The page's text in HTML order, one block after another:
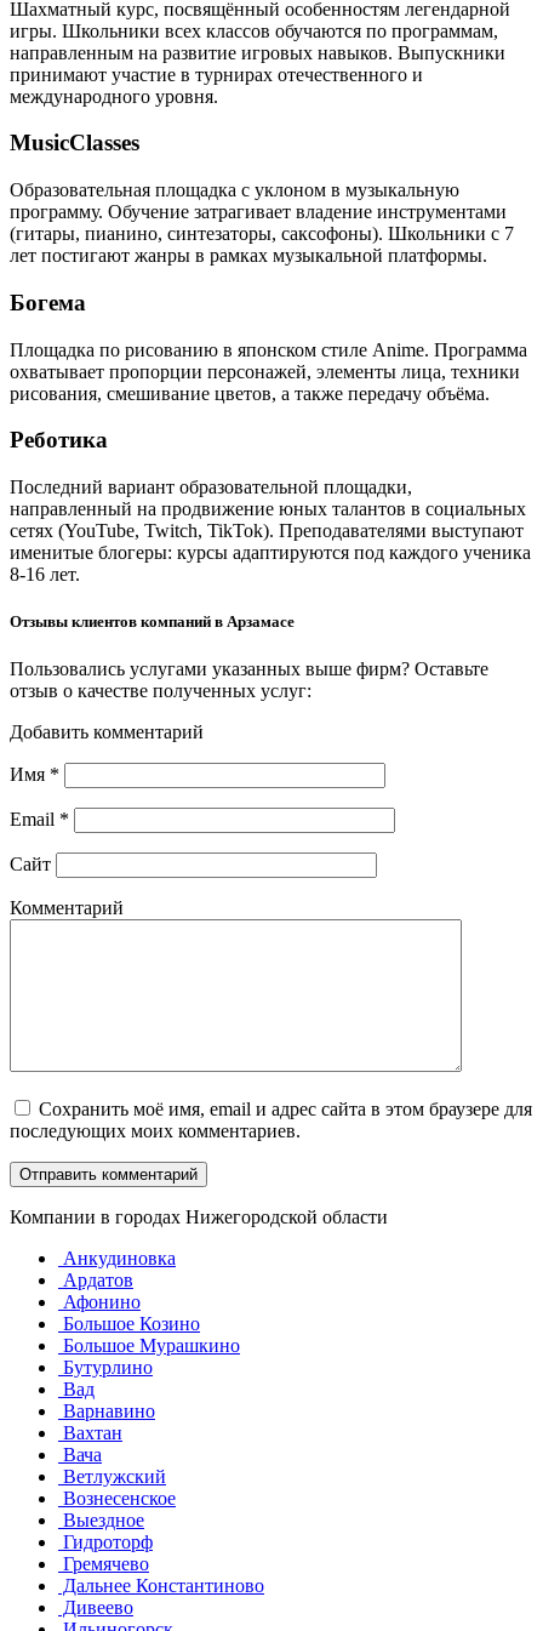
Шахматный курс, посвящённый особенностям легендарной
игры. Школьники всех классов обучаются по программам,
направленным на развитие игровых навыков. Выпускники
принимают участие в турнирах отечественного и
международного уровня.
MusicClasses
Образовательная площадка с уклоном в музыкальную
программу. Обучение затрагивает владение инструментами
(гитары, пианино, синтезаторы, саксофоны). Школьники с 7
лет постигают жанры в рамках музыкальной платформы.
Богема
Площадка по рисованию в японском стиле Anime. Программа
охватывает пропорции персонажей, элементы лица, техники
рисования, смешивание цветов, а также передачу объёма.
Реботика
Последний вариант образовательной площадки,
направленный на продвижение юных талантов в социальных
сетях (YouTube, Twitch, TikTok). Преподавателями выступают
именитые блогеры: курсы адаптируются под каждого ученика
8-16 лет.
Отзывы клиентов компаний в Арзамасе
Пользовались услугами указанных выше фирм? Оставьте
отзыв о качестве полученных услуг:
Добавить комментарий
Имя *
Email *
Сайт
Комментарий
Сохранить моё имя, email и адрес сайта в этом браузере для
последующих моих комментариев.
Компании в городах Нижегородской области
Анкудиновка
Ардатов
Афонино
Большое Козино
Большое Мурашкино
Бутурлино
Вад
Варнавино
Вахтан
Вача
Ветлужский
Вознесенское
Выездное
Гидроторф
Гремячево
Дальнее Константиново
Дивеево